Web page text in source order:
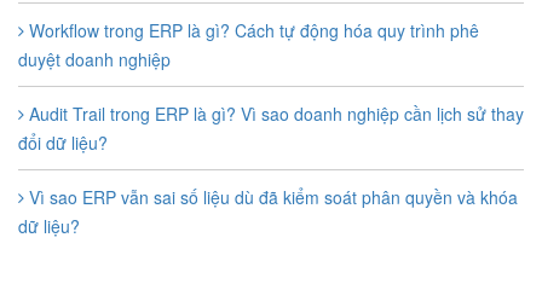
Workflow trong ERP là gì? Cách tự động hóa quy trình phê
duyệt doanh nghiệp
Audit Trail trong ERP là gì? Vì sao doanh nghiệp cần lịch sử thay
đổi dữ liệu?
Vì sao ERP vẫn sai số liệu dù đã kiểm soát phân quyền và khóa
dữ liệu?